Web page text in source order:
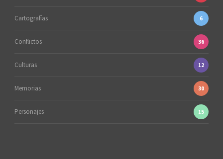
Cartografías 6
Conflictos 36
Culturas 12
Memorias 30
Personajes 15